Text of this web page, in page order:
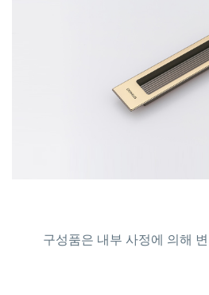
구성품은 내부 사정에 의해